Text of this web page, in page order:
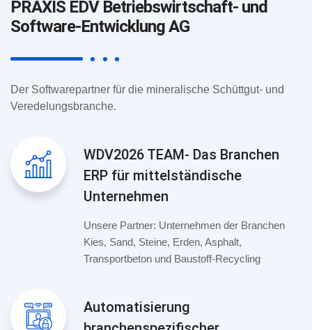
PRAXIS EDV Betriebswirtschaft- und
Software-Entwicklung AG
Der Softwarepartner für die mineralische Schüttgut- und
Veredelungsbranche.
WDV2026 TEAM- Das Branchen
ERP für mittelständische
Unternehmen
Unsere Partner: Unternehmen der Branchen
Kies, Sand, Steine, Erden, Asphalt,
Transportbeton und Baustoff-Recycling
Automatisierung